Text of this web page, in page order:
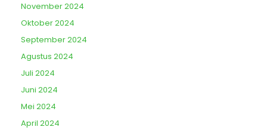
November 2024
Oktober 2024
September 2024
Agustus 2024
Juli 2024
Juni 2024
Mei 2024
April 2024